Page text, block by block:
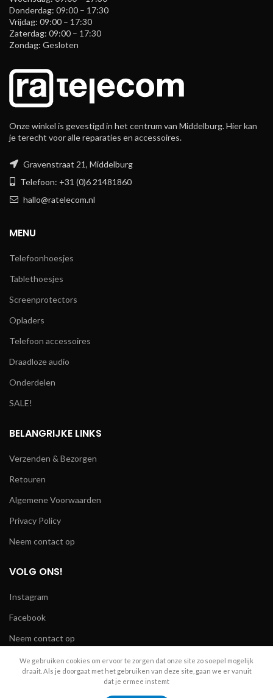
Donderdag: 09:00 – 17:30
Vrijdag: 09:00 – 17:30
Zaterdag: 09:00 – 17:30
Zondag: Gesloten
Onze winkel is gevestigd in het centrum van Middelburg. Hier kan
je terecht voor alle reparaties en accessoires.
Gravenstraat 21, Middelburg
Telefoon: +31 (0)6 21481860
hallo@ratelecom.nl
MENU
Telefoonhoesjes
Tablethoesjes
Screenprotectors
Opladers
Telefoon accessoires
Draadloze audio
Onderdelen
SALE!
BELANGRIJKE LINKS
Verzenden & Bezorgen
Retouren
Algemene Voorwaarden
Privacy Policy
Neem contact op
VOLG ONS!
Instagram
Facebook
Neem contact op
R.A. Telecom 2024
We gebruiken cookies om ervoor te zorgen dat onze site zo soepel mogelijk
draait. Als je doorgaat met het gebruiken van deze site, gaan we er vanuit
dat je ermee instemt